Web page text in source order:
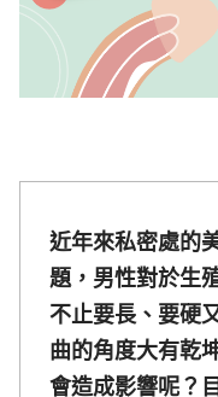
近年來私密處的
題，男性對於生
不止要長、要硬
曲的角度大有乾
會造成影響呢？